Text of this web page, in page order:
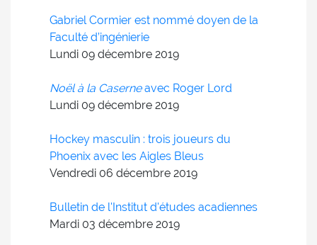
Gabriel Cormier est nommé doyen de la
Faculté d’ingénierie
Lundi 09 décembre 2019
Noël à la Caserneavec Roger Lord
Lundi 09 décembre 2019
Hockey masculin : trois joueurs du
Phoenix avec les Aigles Bleus
Vendredi 06 décembre 2019
Bulletin de l'Institut d'études acadiennes
Mardi 03 décembre 2019